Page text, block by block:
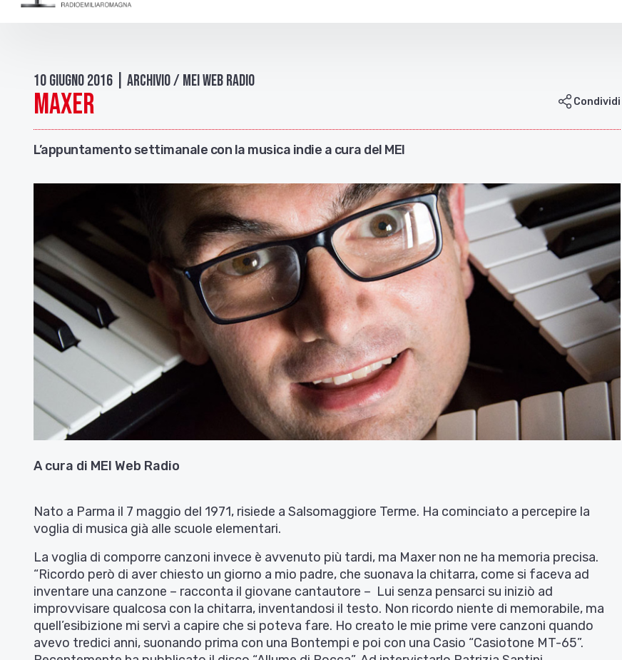
10 Giugno 2016 | Archivio / Mei Web Radio
Maxer Condividi
L’appuntamento settimanale con la musica indie a cura del MEI
A cura di MEI Web Radio
Nato a Parma il 7 maggio del 1971, risiede a Salsomaggiore Terme. Ha cominciato a percepire la
voglia di musica già alle scuole elementari.
La voglia di comporre canzoni invece è avvenuto più tardi, ma Maxer non ne ha memoria precisa.
“Ricordo però di aver chiesto un giorno a mio padre, che suonava la chitarra, come si faceva ad
inventare una canzone – racconta il giovane cantautore – Lui senza pensarci su iniziò ad
improvvisare qualcosa con la chitarra, inventandosi il testo. Non ricordo niente di memorabile, ma
quell’esibizione mi servì a capire che si poteva fare. Ho creato le mie prime vere canzoni quando
avevo tredici anni, suonando prima con una Bontempi e poi con una Casio “Casiotone MT-65”.